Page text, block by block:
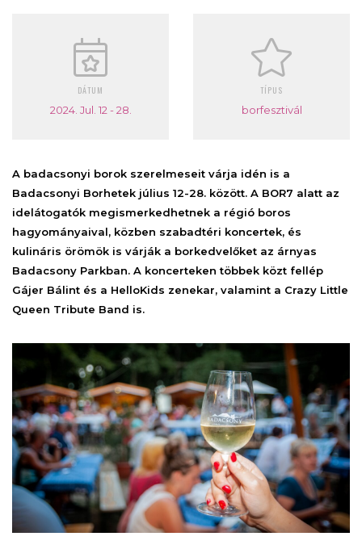
DÁTUM
2024. Jul. 12 - 28.
TÍPUS
borfesztivál
A badacsonyi borok szerelmeseit várja idén is a
Badacsonyi Borhetek július 12-28. között. A BOR7 alatt az
idelátogatók megismerkedhetnek a régió boros
hagyományaival, közben szabadtéri koncertek, és
kulináris örömök is várják a borkedvelőket az árnyas
Badacsony Parkban. A koncerteken többek közt fellép
Gájer Bálint és a HelloKids zenekar, valamint a Crazy Little
Queen Tribute Band is.